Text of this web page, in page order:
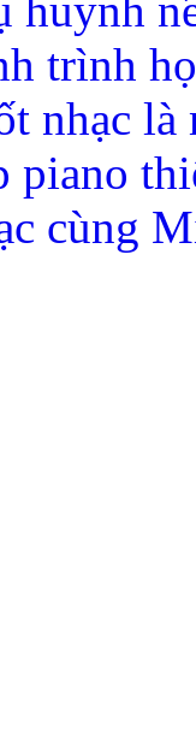
trình
nhạc là
piano
cùng